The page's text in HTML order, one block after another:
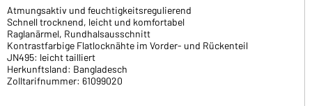
Atmungsaktiv und feuchtigkeitsregulierend
Schnell trocknend, leicht und komfortabel
Raglanärmel, Rundhalsausschnitt
Kontrastfarbige Flatlocknähte im Vorder- und Rückenteil
JN495: leicht tailliert
Herkunftsland: Bangladesch
Zolltarifnummer: 61099020